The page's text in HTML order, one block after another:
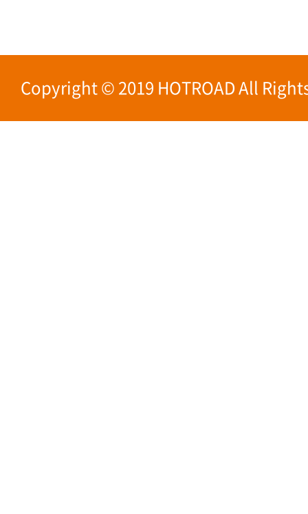
Copyright © 2019 HOTROAD All